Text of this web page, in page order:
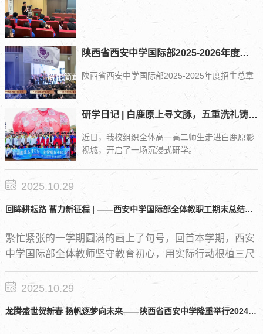
陕西省西安中学国际部2025-2026年度招生总章
陕西省西安中学国际部2025-2025年度招生总章
研学日记 | 白鹿原上寻文脉，五重洗礼铸风骨
近日，我校组织全体高一高二师生走进白鹿原影
视城，开启了一场沉浸式研学。
2025.10.29
回眸耕耘路 蓄力新征程 | ——西安中学国际部全体教职工期末总结表彰大会暨团建活动圆满结束
繁忙紧张的一学期圆满的画上了句号，回首本学期，西安
中学国际部全体教师坚守教育初心，用实际行动根植三尺
讲台，全身心投入教育教学工作。
2025.10.29
龙腾盛世贺新春 扬帆逐梦向未来——陕西省西安中学隆重举行2024年迎新春文艺联欢会